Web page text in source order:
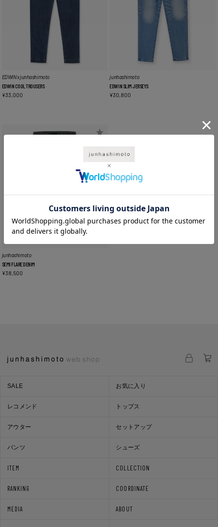
EDWIN x junhashimoto
EDWIN COOL TROUSERS
¥33,000
junhashimoto
EDWIN SLIM JERSEYS
¥30,800
junhashimoto
SEMI FLARE DENIM
¥38,500
ITEM COLLECTION
RANKING COORDINATE
MEDIA ABOUT
SALE お気に入り
レコメンド トップス
アウター セットアップ
パンツ シューズ